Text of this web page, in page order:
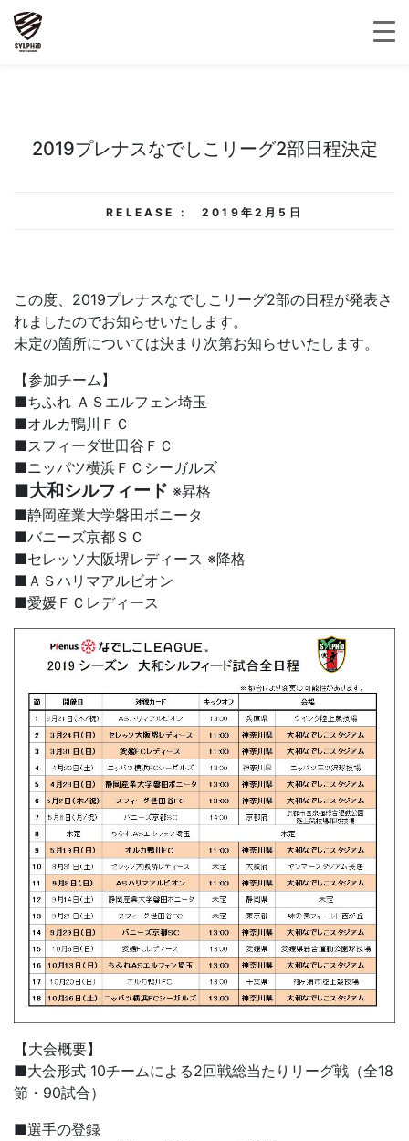
2019プレナスなでしこリーグ2部日程決定
RELEASE : 2019年2月5日
この度、2019プレナスなでしこリーグ2部の日程が発表さ
れましたのでお知らせいたします。
未定の箇所については決まり次第お知らせいたします。
【参加チーム】
■ちふれ ＡＳエルフェン埼玉
■オルカ鴨川ＦＣ
■スフィーダ世田谷ＦＣ
■ニッパツ横浜ＦＣシーガルズ
■大和シルフィード ※昇格
■静岡産業大学磐田ボニータ
■バニーズ京都ＳＣ
■セレッソ大阪堺レディース ※降格
■ＡＳハリマアルビオン
■愛媛ＦＣレディース
【大会概要】
■大会形式 10チームによる2回戦総当たりリーグ戦（全18
節・90試合）
■選手の登録